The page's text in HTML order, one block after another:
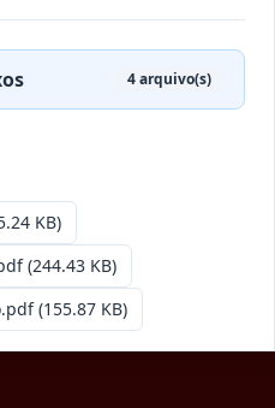
05/2026 Ver detalhes
Próximo
4arquivo(s)
KB)
(244.43 KB)
(155.87 KB)